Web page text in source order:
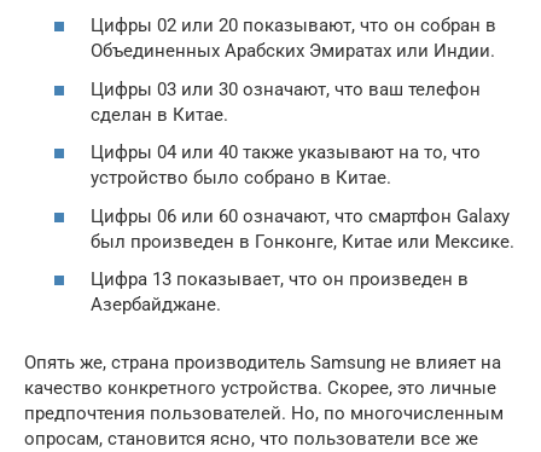
Цифры 02 или 20 показывают, что он собран в
Объединенных Арабских Эмиратах или Индии.
Цифры 03 или 30 означают, что ваш телефон
сделан в Китае.
Цифры 04 или 40 также указывают на то, что
устройство было собрано в Китае.
Цифры 06 или 60 означают, что смартфон Galaxy
был произведен в Гонконге, Китае или Мексике.
Цифра 13 показывает, что он произведен в
Азербайджане.
Опять же, страна производитель Samsung не влияет на
качество конкретного устройства. Скорее, это личные
предпочтения пользователей. Но, по многочисленным
опросам, становится ясно, что пользователи все же